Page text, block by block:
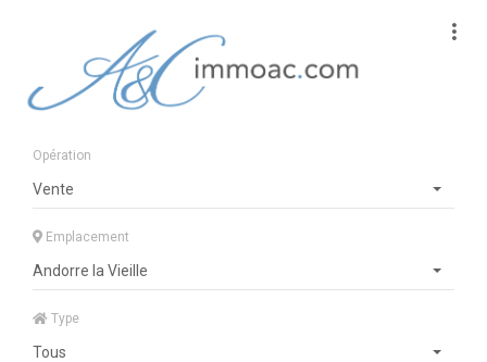
Opération
Vente
Emplacement
Andorre la Vieille
Type
Tous